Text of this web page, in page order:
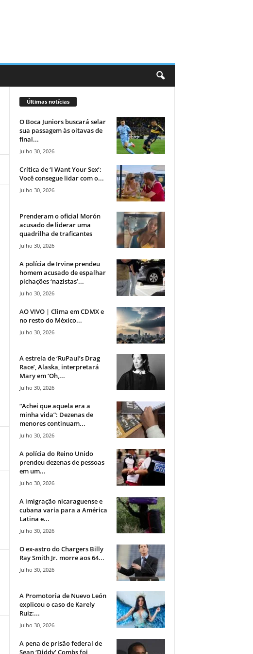
Últimas notícias
O Boca Juniors buscará selar
sua passagem às oitavas de
final...
Julho 30, 2026
Crítica de ‘I Want Your Sex’:
Você consegue lidar com o...
Julho 30, 2026
Prenderam o oficial Morón
acusado de liderar uma
quadrilha de traficantes
Julho 30, 2026
A polícia de Irvine prendeu
homem acusado de espalhar
pichações ‘nazistas’...
Julho 30, 2026
AO VIVO | Clima em CDMX e
no resto do México...
Julho 30, 2026
A estrela de ‘RuPaul’s Drag
Race’, Alaska, interpretará
Mary em ‘Oh,...
Julho 30, 2026
“Achei que aquela era a
minha vida”: Dezenas de
menores continuam...
Julho 30, 2026
A polícia do Reino Unido
prendeu dezenas de pessoas
em um...
Julho 30, 2026
A imigração nicaraguense e
cubana varia para a América
Latina e...
Julho 30, 2026
O ex-astro do Chargers Billy
Ray Smith Jr. morre aos 64...
Julho 30, 2026
A Promotoria de Nuevo León
explicou o caso de Karely
Ruiz:...
Julho 30, 2026
A pena de prisão federal de
Sean ‘Diddy’ Combs foi